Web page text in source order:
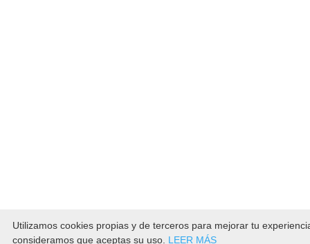
Utilizamos cookies propias y de terceros para mejorar tu
consideramos que aceptas su uso. LEER MÁS